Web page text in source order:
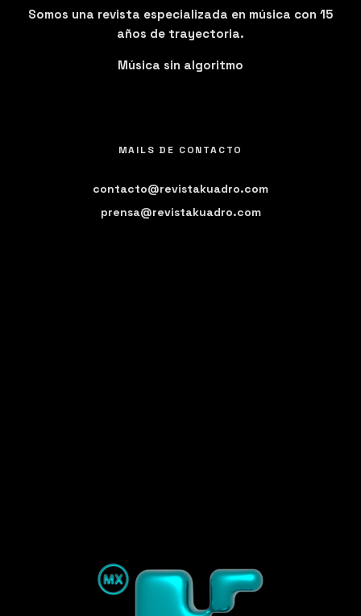
Somos una revista especializada en música con 15
años de trayectoria.
Música sin algoritmo
MAILS DE CONTACTO
contacto@revistakuadro.com
prensa@revistakuadro.com